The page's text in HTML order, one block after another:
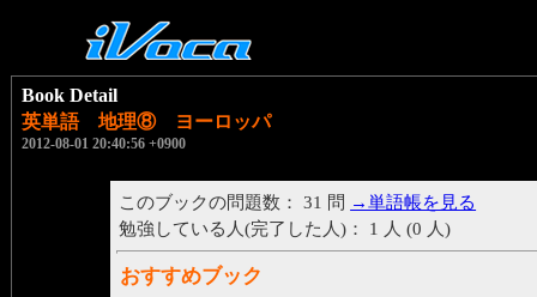
Book Detail
英単語 地理⑧ ヨーロッパ
2012-08-01 20:40:56 +0900
このブックの問題数： 31 問 →単語帳を見る
勉強している人(完了した人)： 1 人 (0 人)
おすすめブック